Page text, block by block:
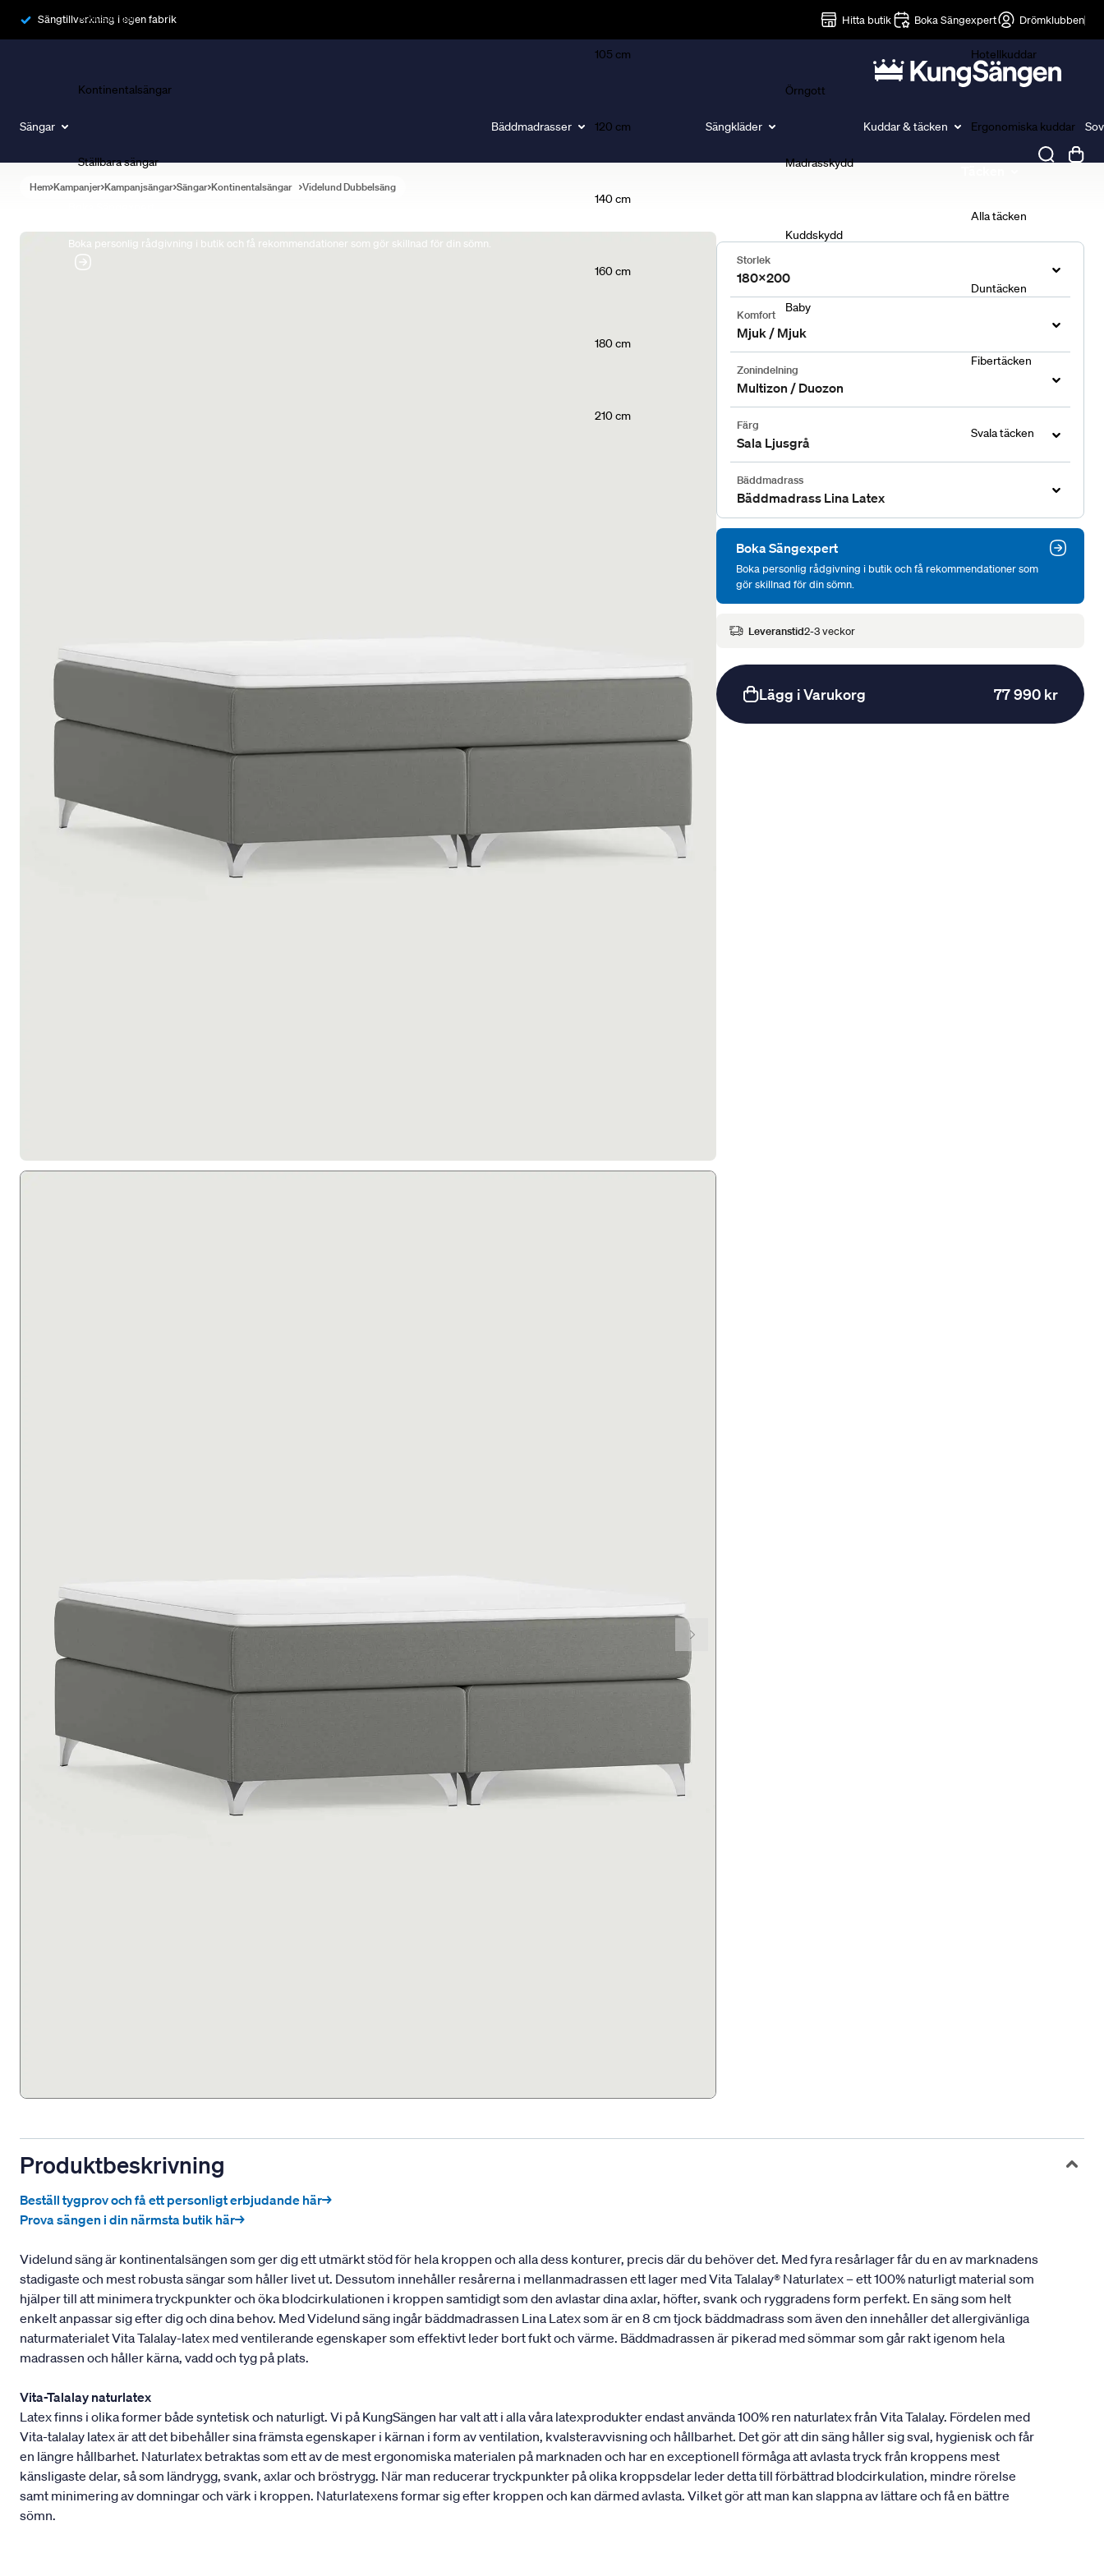
Sängtillverkning i egen fabrik Hitta butik Boka Sängexpert Drömklubben
Sängar
Ramsängar
Kontinentalsängar
Ställbara sängar
Boka personlig rådgivning i butik och få rekommendationer som gör skillnad för din sömn.
Bäddmadrasser
105 cm
120 cm
140 cm
160 cm
180 cm
210 cm
Sängkläder
Örngott
Madrasskydd
Kuddskydd
Baby
Kuddar & täcken
Hotellkuddar
Ergonomiska kuddar
Alla täcken
Duntäcken
Fibertäcken
Svala täcken
Hem Kampanjer Kampanjsängar Sängar Kontinentalsängar Videlund Dubbelsäng
Storlek
180x200
Komfort
Mjuk / Mjuk
Zonindelning
Multizon / Duozon
Färg
Sala Ljusgrå
Bäddmadrass
Bäddmadrass Lina Latex
Boka Sängexpert
Boka personlig rådgivning i butik och få rekommendationer som
gör skillnad för din sömn.
Leveranstid2-3 veckor
Lägg i Varukorg 77 990 kr
Produktbeskrivning
Beställ tygprov och få ett personligt erbjudande här→
Prova sängen i din närmsta butik här→
Videlund säng är kontinentalsängen som ger dig ett utmärkt stöd för hela kroppen och alla dess konturer, precis där du behöver det. Med fyra resårlager får du en av marknadens
stadigaste och mest robusta sängar som håller livet ut. Dessutom innehåller resårerna i mellanmadrassen ett lager med Vita Talalay® Naturlatex – ett 100% naturligt material som
hjälper till att minimera tryckpunkter och öka blodcirkulationen i kroppen samtidigt som den avlastar dina axlar, höfter, svank och ryggradens form perfekt. En säng som helt
enkelt anpassar sig efter dig och dina behov. Med Videlund säng ingår bäddmadrassen Lina Latex som är en 8 cm tjock bäddmadrass som även den innehåller det allergivänliga
naturmaterialet Vita Talalay-latex med ventilerande egenskaper som effektivt leder bort fukt och värme. Bäddmadrassen är pikerad med sömmar som går rakt igenom hela
madrassen och håller kärna, vadd och tyg på plats.
Vita-Talalay naturlatex
Latex finns i olika former både syntetisk och naturligt. Vi på KungSängen har valt att i alla våra latexprodukter endast använda 100% ren naturlatex från Vita Talalay. Fördelen med
Vita-talalay latex är att det bibehåller sina främsta egenskaper i kärnan i form av ventilation, kvalsteravvisning och hållbarhet. Det gör att din säng håller sig sval, hygienisk och får
en längre hållbarhet. Naturlatex betraktas som ett av de mest ergonomiska materialen på marknaden och har en exceptionell förmåga att avlasta tryck från kroppens mest
känsligaste delar, så som ländrygg, svank, axlar och bröstrygg. När man reducerar tryckpunkter på olika kroppsdelar leder detta till förbättrad blodcirkulation, mindre rörelse
samt minimering av domningar och värk i kroppen. Naturlatexens formar sig efter kroppen och kan därmed avlasta. Vilket gör att man kan slappna av lättare och få en bättre
sömn.